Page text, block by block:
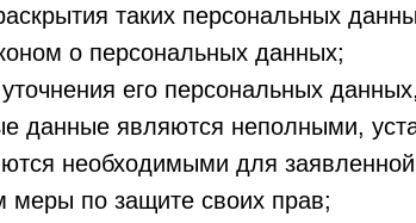
таких персональных
о персональных данных;
его персональных
данные являются неполными,
необходимыми для
меры по защите своих прав;